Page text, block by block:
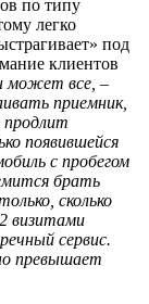
по типу
легко
под
клиентов
может все, –
приемник,
продлит
появившейся
с пробегом
брать
сколько
визитами
сервис.
превышает